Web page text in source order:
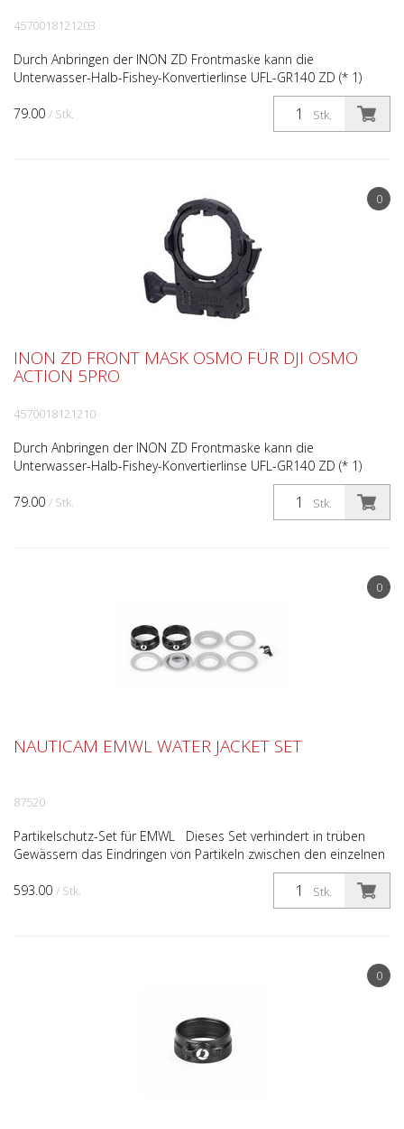
79.00 / Stk. Stk.
4570018121203
Durch Anbringen der INON ZD Frontmaske kann die
Unterwasser-Halb-Fishey-Konvertierlinse UFL-GR140 ZD (* 1)
verwendet werden, die mit ihrer großformatigen Optik ein
breite...
0
79.00 / Stk. Stk.
INON ZD FRONT MASK OSMO FÜR DJI OSMO
ACTION 5PRO
4570018121210
Durch Anbringen der INON ZD Frontmaske kann die
Unterwasser-Halb-Fishey-Konvertierlinse UFL-GR140 ZD (* 1)
verwendet werden, die mit ihrer großformatigen Optik ein
breite...
0
593.00 / Stk. Stk.
NAUTICAM EMWL WATER JACKET SET
87520
Partikelschutz-Set für EMWL Dieses Set verhindert in trüben
Gewässern das Eindringen von Partikeln zwischen den einzelnen
0